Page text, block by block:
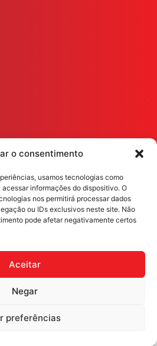
o consentimento
usamos tecnologias como
informações do dispositivo. O
nos permitirá processar dados
ou IDs exclusivos neste site. Não
pode afetar negativamente certos
Aceitar
Negar
preferências
nosso Instagram
porFast Digital 360